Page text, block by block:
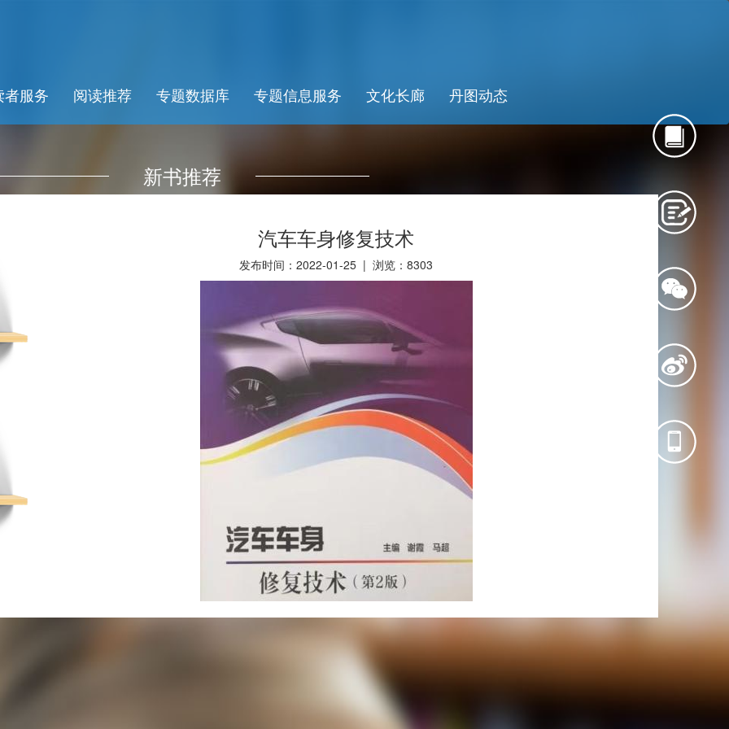
者服务 阅读推荐 专题数据库 专题信息服务 文化长廊 丹图动态
新书推荐
汽车车身修复技术
发布时间：2022-01-25 | 浏览： 8303